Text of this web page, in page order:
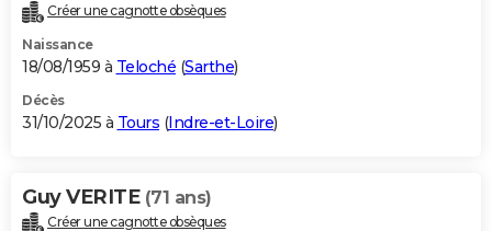
Créer une cagnotte obsèques
Naissance
18/08/1959 à Teloché (Sarthe)
Décès
31/10/2025 à Tours (Indre-et-Loire)
Guy VERITE (71 ans)
Créer une cagnotte obsèques